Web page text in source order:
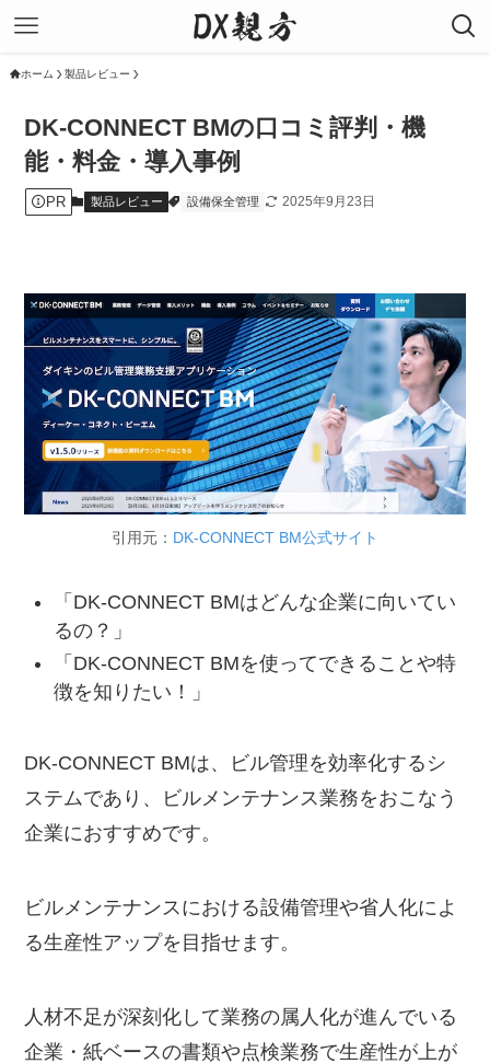
ホーム 製品レビュー
DK-CONNECT BMの口コミ評判・機
能・料金・導入事例
PR 製品レビュー 設備保全管理 2025年9月23日
引用元： DK-CONNECT BM公式サイト
「DK-CONNECT BMはどんな企業に向いてい
るの？」
「DK-CONNECT BMを使ってできることや特
徴を知りたい！」
DK-CONNECT BMは、ビル管理を効率化するシ
ステムであり、ビルメンテナンス業務をおこなう
企業におすすめです。
ビルメンテナンスにおける設備管理や省人化によ
る生産性アップを目指せます。
人材不足が深刻化して業務の属人化が進んでいる
企業・紙ベースの書類や点検業務で生産性が上が